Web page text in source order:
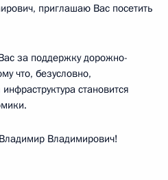
приглашаю Вас посетить
за поддержку дорожно-
что, безусловно,
становится
Владимирович!